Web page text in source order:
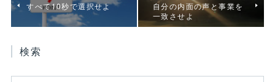
すべて10秒で選択せよ
自分の内面の声と事業を
一致させよ
検索